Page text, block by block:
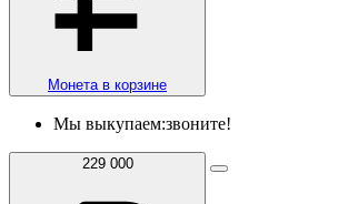
Монета в корзине
Мы выкупаем:звоните!
229 000